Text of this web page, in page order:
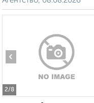
2/8
‹